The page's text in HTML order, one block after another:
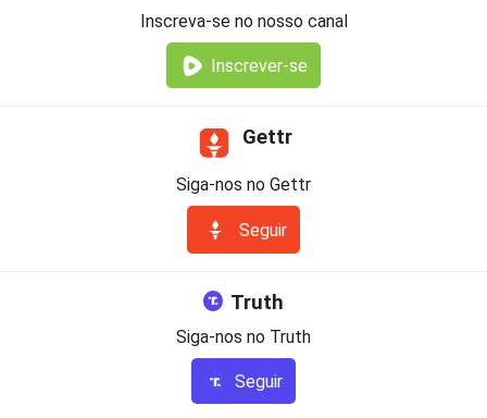
Inscreva-se no nosso canal
Inscrever-se
Gettr
Siga-nos no Gettr
Seguir
Truth
Siga-nos no Truth
Seguir